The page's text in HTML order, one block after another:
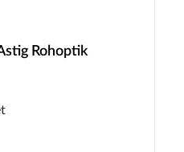
Rohoptik